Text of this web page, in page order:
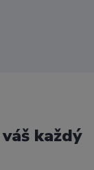
každý